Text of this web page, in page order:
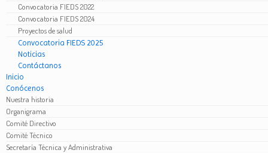
Convocatoria FIEDS 2022
Convocatoria FIEDS 2024
Proyectos de salud
Convocatoria FIEDS 2025
Noticias
Contáctanos
Inicio
Conócenos
Nuestra historia
Organigrama
Comité Directivo
Comité Técnico
Secretaría Técnica y Administrativa